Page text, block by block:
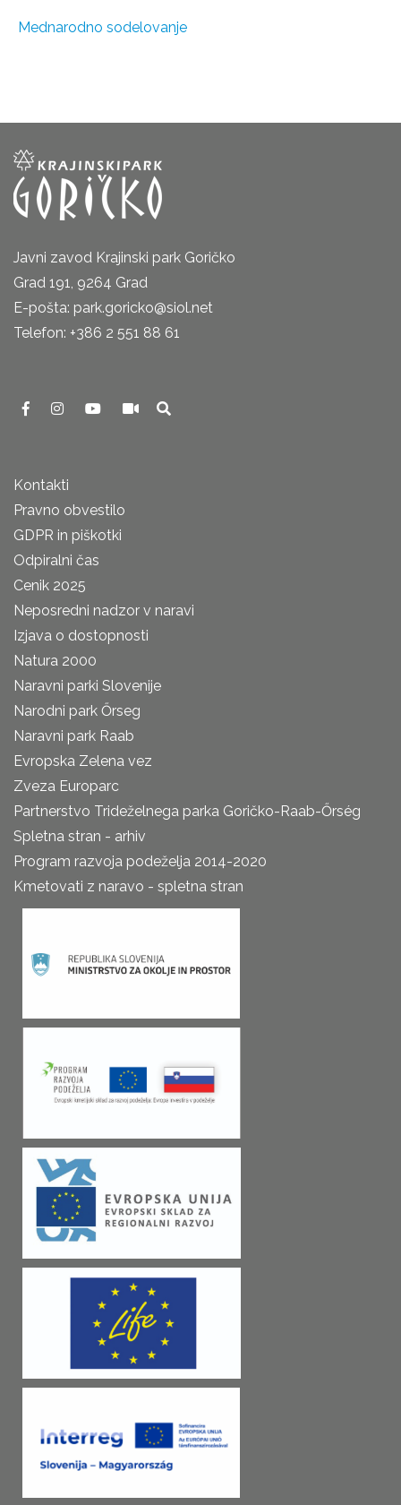
Mednarodno sodelovanje
Javni zavod Krajinski park Goričko
Grad 191, 9264 Grad
E-pošta: park.goricko@siol.net
Telefon: +386 2 551 88 61
Kontakti
Pravno obvestilo
GDPR in piškotki
Odpiralni čas
Cenik 2025
Neposredni nadzor v naravi
Izjava o dostopnosti
Natura 2000
Naravni parki Slovenije
Narodni park Őrseg
Naravni park Raab
Evropska Zelena vez
Zveza Europarc
Partnerstvo Trideželnega parka Goričko-Raab-Őrség
Spletna stran - arhiv
Program razvoja podeželja 2014-2020
Kmetovati z naravo - spletna stran